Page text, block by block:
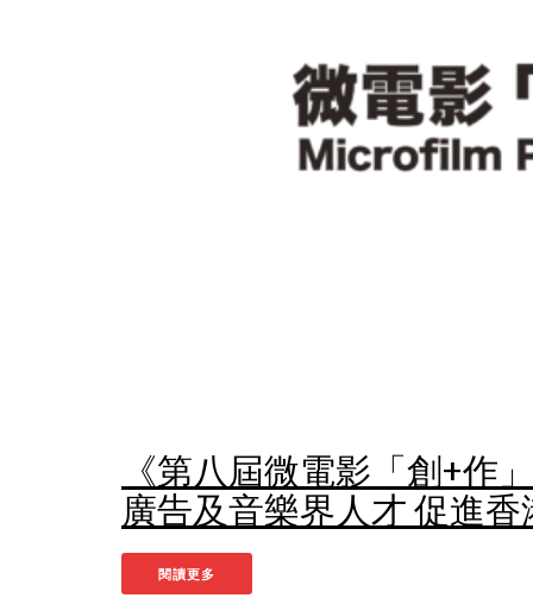
《第八屆微電影「創+作
廣告及音樂界人才 促進
閱讀更多